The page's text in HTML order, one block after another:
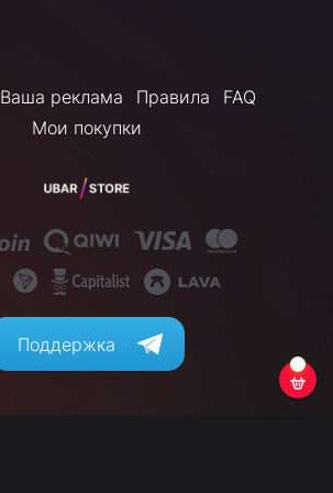
Ваша реклама Правила
FAQ
Мои покупки
Поддержка